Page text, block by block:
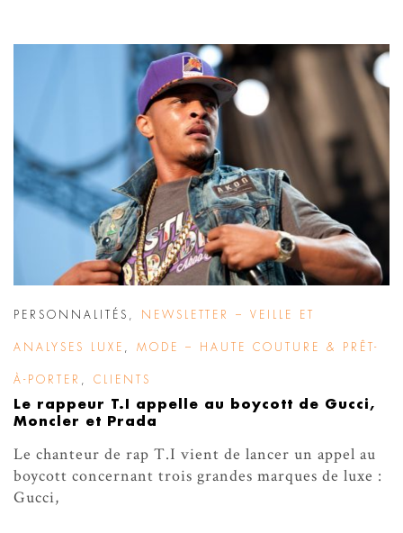
PERSONNALITÉS NEWSLETTER – VEILLE ET
ANALYSES LUXE MODE – HAUTE COUTURE & PRÊT-
À-PORTER CLIENTS
Le rappeur T.I appelle au boycott de Gucci,
Moncler et Prada
Le chanteur de rap T.I vient de lancer un appel au
boycott concernant trois grandes marques de luxe :
Gucci,